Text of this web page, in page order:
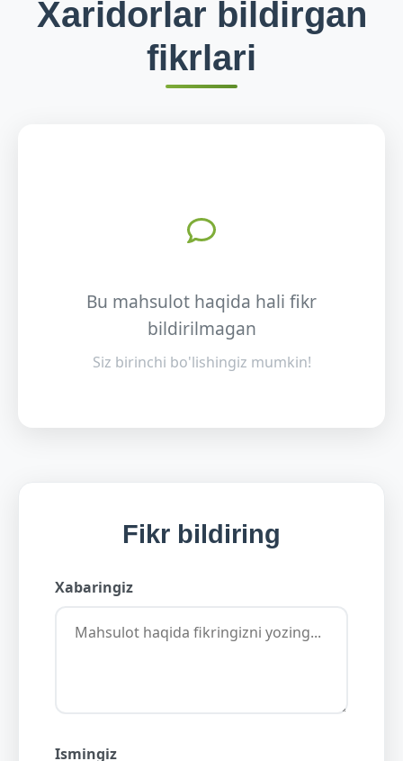
Xaridorlar bildirgan
fikrlari
Bu mahsulot haqida hali fikr
bildirilmagan
Siz birinchi bo'lishingiz mumkin!
Fikr bildiring
Xabaringiz
Ismingiz